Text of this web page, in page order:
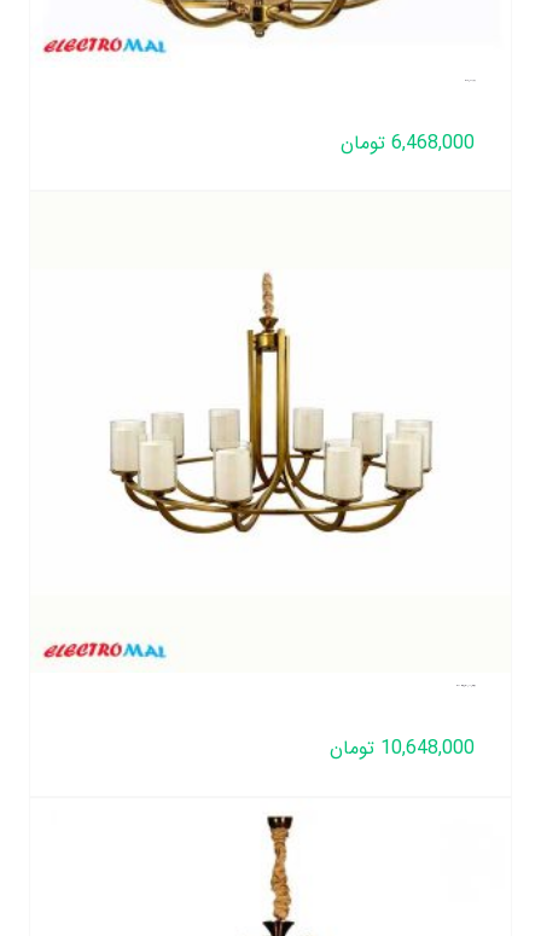
لوستر چکشی 6 شعله
6,468,000 تومان
10,648,000 تومان